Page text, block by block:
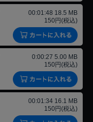
00:01:48 18.5 MB
150円(税込)
0:00:27 5.00 MB
150円(税込)
00:01:34 16.1 MB
150円(税込)